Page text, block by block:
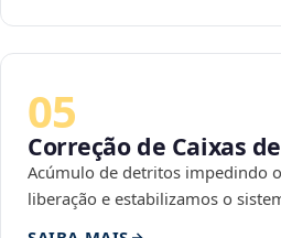
05
Correção de Caixas
Acúmulo de detritos impedindo
liberação e estabilizamos o